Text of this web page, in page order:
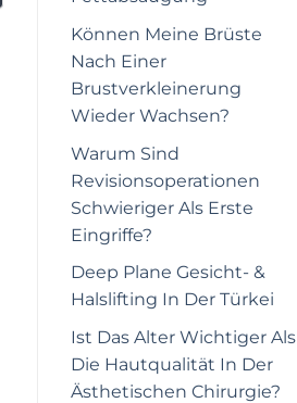
Können Meine Brüste
Nach Einer
Brustverkleinerung
Wieder Wachsen?
Warum Sind
Revisionsoperationen
Schwieriger Als Erste
Eingriffe?
Deep Plane Gesicht- &
Halslifting In Der Türkei
Ist Das Alter Wichtiger Als
Die Hautqualität In Der
Ästhetischen Chirurgie?